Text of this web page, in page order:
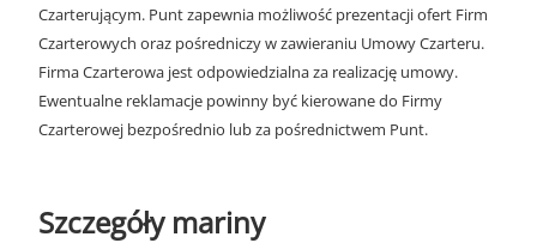
Czarterującym. Punt zapewnia możliwość prezentacji ofert Firm
Czarterowych oraz pośredniczy w zawieraniu Umowy Czarteru.
Firma Czarterowa jest odpowiedzialna za realizację umowy.
Ewentualne reklamacje powinny być kierowane do Firmy
Czarterowej bezpośrednio lub za pośrednictwem Punt.
Szczegóły mariny